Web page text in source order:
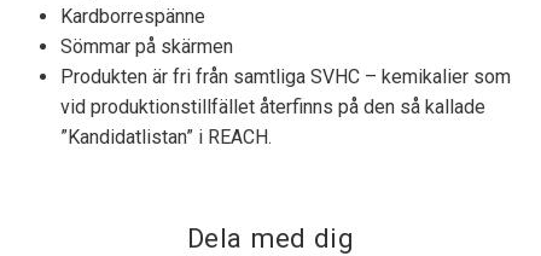
Kardborrespänne
Sömmar på skärmen
Produkten är fri från samtliga SVHC – kemikalier som
vid produktionstillfället återfinns på den så kallade
”Kandidatlistan” i REACH.
Dela med dig